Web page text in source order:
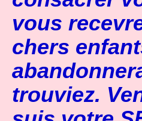
vous
chers
trouviez.